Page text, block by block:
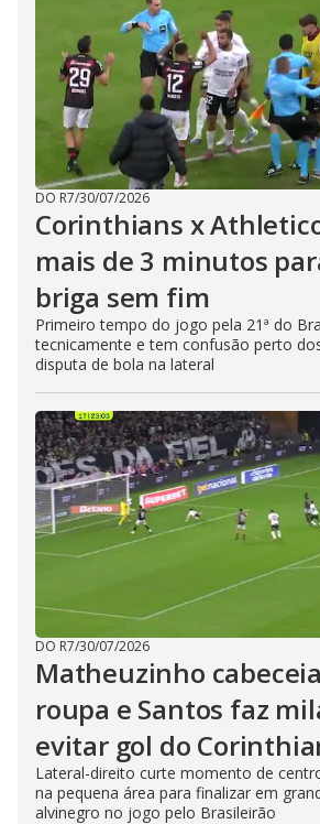
DO R7/30/07/2026
Corinthians x
mais de 3 minutos
briga sem fim
Primeiro tempo do jogo pela 21ª do
tecnicamente e tem confusão perto
disputa de bola na lateral
DO R7/30/07/2026
Matheuzinho
roupa e Santos faz
evitar gol do
Lateral-direito curte momento de
na pequena área para finalizar em
alvinegro no jogo pelo Brasileirão